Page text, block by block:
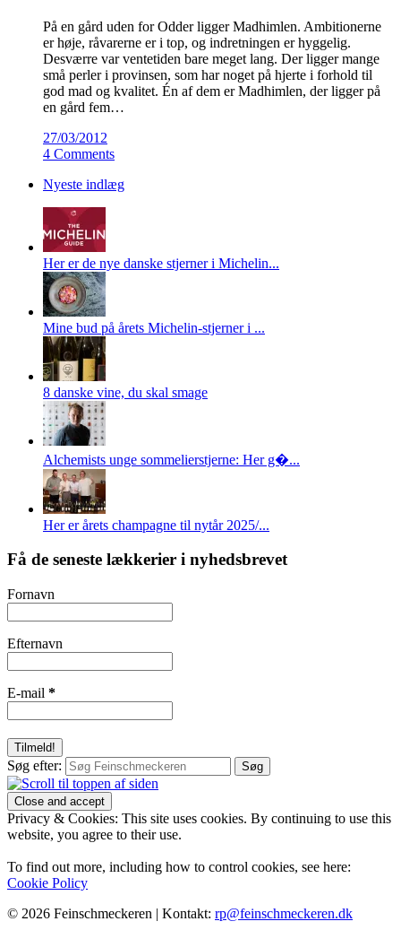
På en gård uden for Odder ligger Madhimlen. Ambitionerne
er høje, råvarerne er i top, og indretningen er hyggelig.
Desværre var ventetiden bare meget lang. Der ligger mange
små perler i provinsen, som har noget på hjerte i forhold til
god mad og kvalitet. Én af dem er Madhimlen, der ligger på
en gård fem…
27/03/2012
4 Comments
Nyeste indlæg
Her er de nye danske stjerner i Michelin...
Mine bud på årets Michelin-stjerner i ...
8 danske vine, du skal smage
Alchemists unge sommelierstjerne: Her g�...
Her er årets champagne til nytår 2025/...
Få de seneste lækkerier i nyhedsbrevet
Fornavn
Efternavn
E-mail *
Søg efter:
Privacy & Cookies: This site uses cookies. By continuing to use this
website, you agree to their use.
To find out more, including how to control cookies, see here:
Cookie Policy
© 2026 Feinschmeckeren | Kontakt: rp@feinschmeckeren.dk